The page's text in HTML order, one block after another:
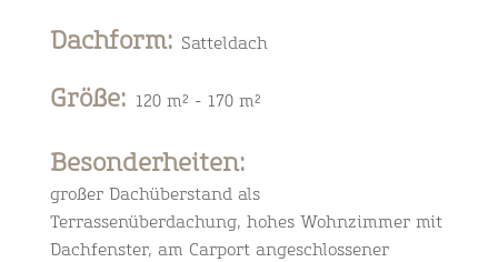
Dachform: Satteldach
Größe: 120 m² - 170 m²
Besonderheiten:
großer Dachüberstand als
Terrassenüberdachung, hohes Wohnzimmer mit
Dachfenster, am Carport angeschlossener